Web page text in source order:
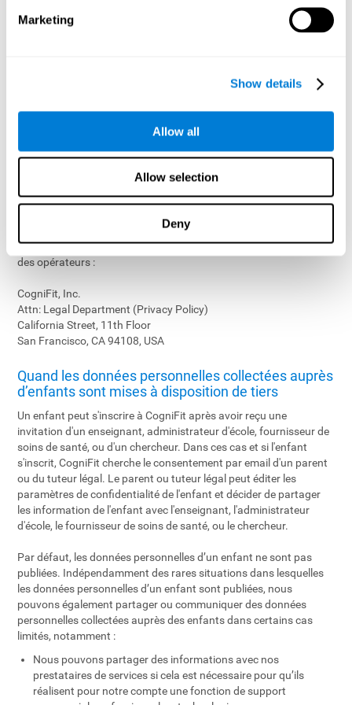
Marketing
Show details
Allow all
Allow selection
Deny
proposer aux enfants un accès aux fonctionnalités et activités
sur nos Services
CogniFit
Si nous collectons (ou permettons à des tiers de collecter) de
telles données personnelles auprès d’enfants sur nos Services
leur consentement avant un telle collecte.
postale ci-dessous pour toute question sur les politiques de
respect de la vie privée et les pratiques de collecte et d’utilisation
des opérateurs :
CogniFit, Inc.
Attn: Legal Department (Privacy Policy)
California Street, 11th Floor
San Francisco, CA 94108, USA
Quand les données personnelles collectées auprès
d’enfants sont mises à disposition de tiers
Un enfant peut s'inscrire à CogniFit après avoir reçu une
invitation d'un enseignant, administrateur d'école, fournisseur de
soins de santé, ou d'un chercheur. Dans ces cas et si l'enfant
s'inscrit, CogniFit cherche le consentement par email d'un parent
ou du tuteur légal. Le parent ou tuteur légal peut éditer les
paramètres de confidentialité de l'enfant et décider de partager
les information de l'enfant avec l'enseignant, l'administrateur
d'école, le fournisseur de soins de santé, ou le chercheur.
Par défaut, les données personnelles d’un enfant ne sont pas
publiées. Indépendamment des rares situations dans lesquelles
les données personnelles d’un enfant sont publiées, nous
pouvons également partager ou communiquer des données
personnelles collectées auprès des enfants dans certains cas
limités, notamment :
Nous pouvons partager des informations avec nos
prestataires de services si cela est nécessaire pour qu’ils
réalisent pour notre compte une fonction de support